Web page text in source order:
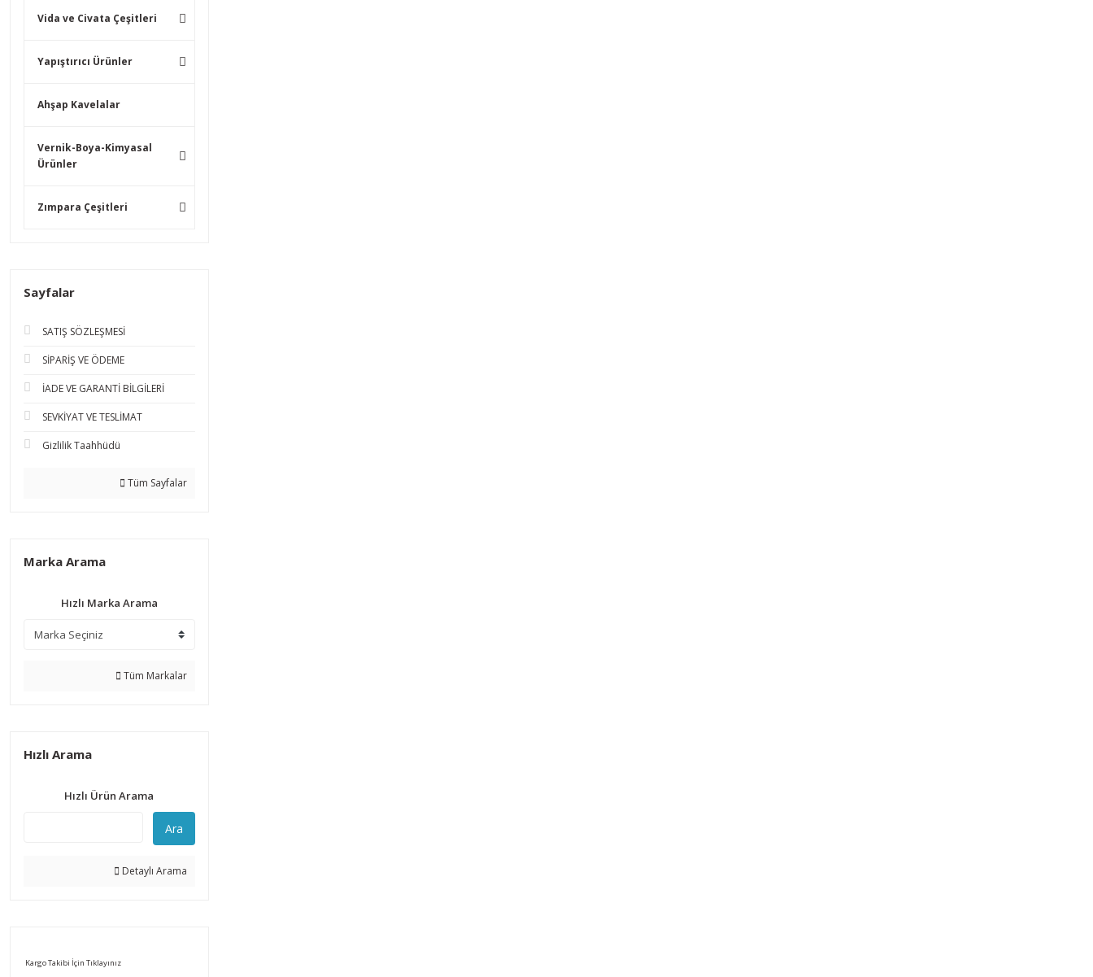
Vida ve Civata Çeşitleri
Yapıştırıcı Ürünler
Ahşap Kavelalar
Vernik-Boya-Kimyasal
Ürünler
Zımpara Çeşitleri
Sayfalar
SATIŞ SÖZLEŞMESİ
SİPARİŞ VE ÖDEME
İADE VE GARANTİ BİLGİLERİ
SEVKİYAT VE TESLİMAT
Gizlilik Taahhüdü
Tüm Sayfalar
Marka Arama
Hızlı Marka Arama
Tüm Markalar
Hızlı Arama
Hızlı Ürün Arama
Ara
Detaylı Arama
Kargo Takibi İçin Tıklayınız